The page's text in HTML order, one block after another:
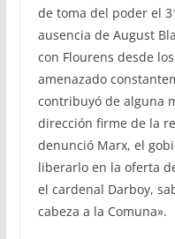
de toma del poder el
ausencia de August
con Flourens desde
amenazado
contribuyó de alguna
dirección firme de la
denunció Marx, el
liberarlo en la oferta
el cardenal Darboy,
cabeza a la Comuna».